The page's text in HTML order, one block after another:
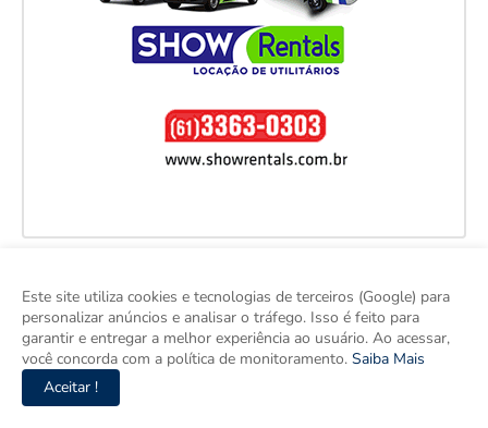
Este site utiliza cookies e tecnologias de terceiros (Google) para
personalizar anúncios e analisar o tráfego. Isso é feito para
garantir e entregar a melhor experiência ao usuário. Ao acessar,
você concorda com a política de monitoramento. Saiba Mais
Aceitar !